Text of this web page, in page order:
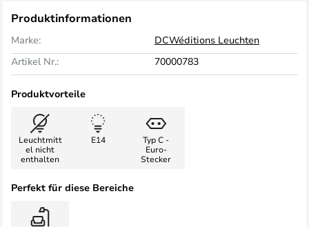
Produktinformationen
Marke:
DCWéditions Leuchten
Artikel Nr.:
70000783
Produktvorteile
Leuchtmitt
el nicht
enthalten
E14
Typ C -
Euro-
Stecker
Perfekt für diese Bereiche